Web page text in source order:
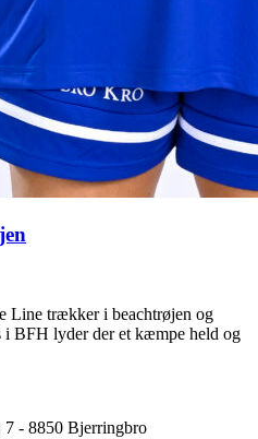
Line trækker i beachtrøjen og
i BFH lyder der et kæmpe held og
- 8850 Bjerringbro